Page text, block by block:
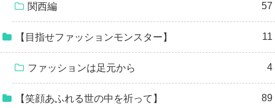
関西編 57
【目指せファッションモンスター】 11
ファッションは足元から 4
【笑顔あふれる世の中を祈って】 89